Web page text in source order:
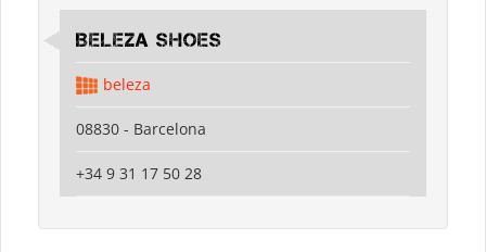
Beleza shoes
beleza
08830 - Barcelona
+34 9 31 17 50 28